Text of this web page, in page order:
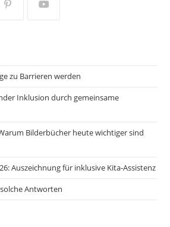
new
zu Barrieren werden
Inklusion durch gemeinsame
Bilderbücher heute wichtiger sind
Auszeichnung für inklusive Kita-Assistenz
Antworten